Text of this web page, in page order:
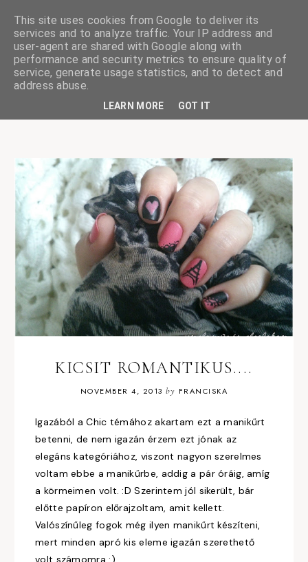
ciskaságok
KICSIT ROMANTIKUS....
NOVEMBER 4, 2013 by FRANCISKA
Igazából a Chic témához akartam ezt a manikűrt
betenni, de nem igazán érzem ezt jónak az
elegáns kategóriához, viszont nagyon szerelmes
voltam ebbe a manikűrbe, addig a pár óráig, amíg
a körmeimen volt. :D Szerintem jól sikerült, bár
előtte papíron előrajzoltam, amit kellett.
Valószínűleg fogok még ilyen manikűrt készíteni,
mert minden apró kis eleme igazán szerethető
volt számomra :)
This site uses cookies from Google to deliver its
services and to analyze traffic. Your IP address and
user-agent are shared with Google along with
performance and security metrics to ensure quality of
service, generate usage statistics, and to detect and
address abuse.
LEARN MORE GOT IT